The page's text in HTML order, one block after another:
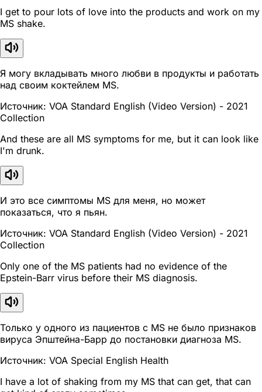
I get to pour lots of love into the products and work on my
MS shake.
Я могу вкладывать много любви в продукты и работать
над своим коктейлем MS.
Источник: VOA Standard English (Video Version) - 2021
Collection
And these are all MS symptoms for me, but it can look like
I'm drunk.
И это все симптомы MS для меня, но может
показаться, что я пьян.
Источник: VOA Standard English (Video Version) - 2021
Collection
Only one of the MS patients had no evidence of the
Epstein-Barr virus before their MS diagnosis.
Только у одного из пациентов с MS не было признаков
вируса Эпштейна-Барр до постановки диагноза MS.
Источник: VOA Special English Health
I have a lot of shaking from my MS that can get, that can